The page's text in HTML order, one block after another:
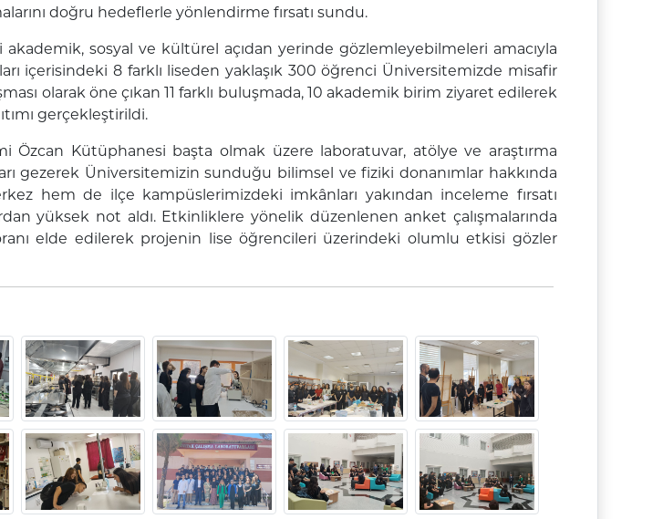
doğru hedeflerle yönlendirme fırsatı sundu.
sosyal ve kültürel açıdan yerinde gözlemleyebilmeleri amacıyla
içerisindeki 8 farklı liseden yaklaşık 300 öğrenci Üniversitemizde misafir
olarak öne çıkan 11 farklı buluşmada, 10 akademik birim ziyaret edilerek
gerçekleştirildi.
Özcan Kütüphanesi başta olmak üzere laboratuvar, atölye ve araştırma
gezerek Üniversitemizin sunduğu bilimsel ve fiziki donanımlar hakkında
hem de ilçe kampüslerimizdeki imkânları yakından inceleme fırsatı
yüksek not aldı. Etkinliklere yönelik düzenlenen anket çalışmalarında
elde edilerek projenin lise öğrencileri üzerindeki olumlu etkisi gözler